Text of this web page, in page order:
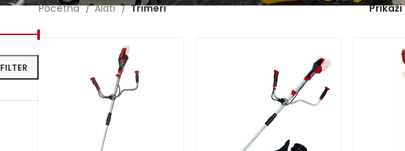
FILTER
Početna Alati Trimeri Prikaži